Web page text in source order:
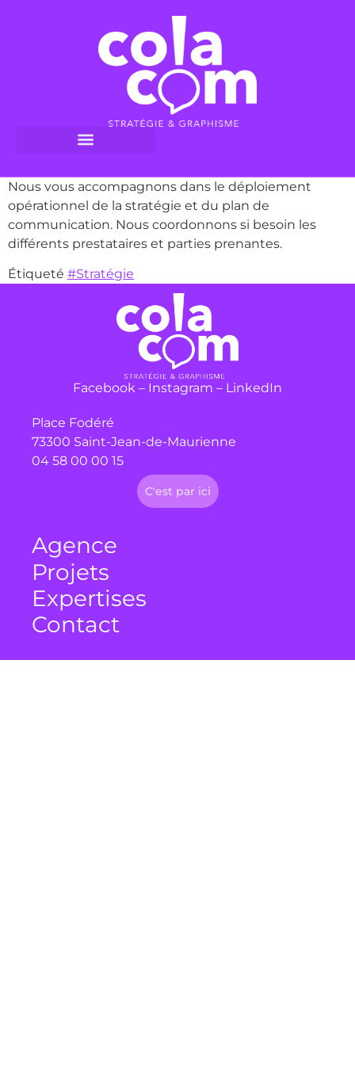
Nous vous accompagnons dans le déploiement
opérationnel de la stratégie et du plan de
communication. Nous coordonnons si besoin les
différents prestataires et parties prenantes.
Étiqueté #Stratégie
C'est par ici
Facebook – Instagram – LinkedIn
Place Fodéré
73300 Saint-Jean-de-Maurienne
04 58 00 00 15
Agence
Projets
Expertises
Contact